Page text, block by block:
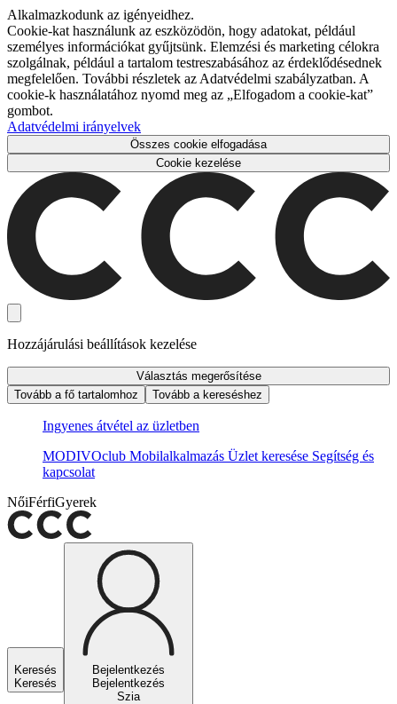
Alkalmazkodunk az igényeidhez.
Cookie-kat használunk az eszközödön, hogy adatokat, például
személyes információkat gyűjtsünk. Elemzési és marketing célokra
szolgálnak, például a tartalom testreszabásához az érdeklődésednek
megfelelően. További részletek az Adatvédelmi szabályzatban. A
cookie-k használatához nyomd meg az „Elfogadom a cookie-kat”
gombot.
Adatvédelmi irányelvek
Összes cookie elfogadása
Cookie kezelése
Hozzájárulási beállítások kezelése
Választás megerősítése
Tovább a fő tartalomhoz
Tovább a kereséshez
Ingyenes átvétel az üzletben
MODIVOclub Mobilalkalmazás Üzlet keresése Segítség és
kapcsolat
NőiFérfiGyerek
Keresés
Keresés
Bejelentkezés
Bejelentkezés
Szia